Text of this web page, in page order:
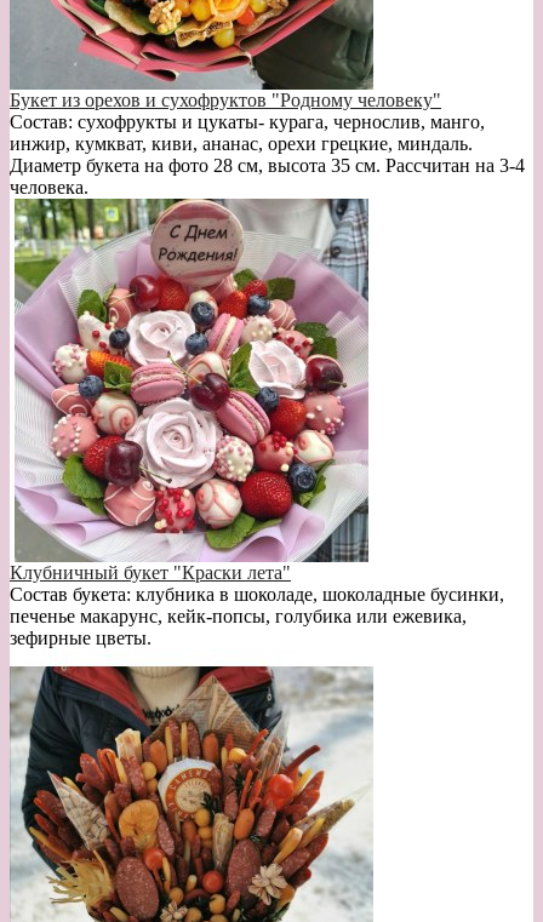
Букет из орехов и сухофруктов "Родному человеку"
Состав: сухофрукты и цукаты- курага, чернослив, манго,
инжир, кумкват, киви, ананас, орехи грецкие, миндаль.
Диаметр букета на фото 28 см, высота 35 см. Рассчитан на 3-4
человека.
Клубничный букет "Краски лета"
Состав букета: клубника в шоколаде, шоколадные бусинки,
печенье макарунс, кейк-попсы, голубика или ежевика,
зефирные цветы.